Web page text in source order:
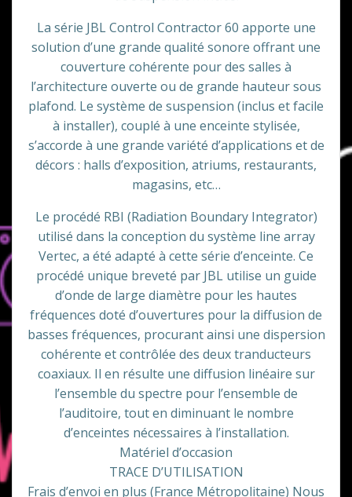
La série JBL Control Contractor 60 apporte une
solution d’une grande qualité sonore offrant une
couverture cohérente pour des salles à
l’architecture ouverte ou de grande hauteur sous
plafond. Le système de suspension (inclus et facile
à installer), couplé à une enceinte stylisée,
s’accorde à une grande variété d’applications et de
décors : halls d’exposition, atriums, restaurants,
magasins, etc…
Le procédé RBI (Radiation Boundary Integrator)
utilisé dans la conception du système line array
Vertec, a été adapté à cette série d’enceinte. Ce
procédé unique breveté par JBL utilise un guide
d’onde de large diamètre pour les hautes
fréquences doté d’ouvertures pour la diffusion de
basses fréquences, procurant ainsi une dispersion
cohérente et contrôlée des deux tranducteurs
coaxiaux. Il en résulte une diffusion linéaire sur
l’ensemble du spectre pour l’ensemble de
l’auditoire, tout en diminuant le nombre
d’enceintes nécessaires à l’installation.
Matériel d’occasion
TRACE D’UTILISATION
Frais d’envoi en plus (France Métropolitaine) Nous